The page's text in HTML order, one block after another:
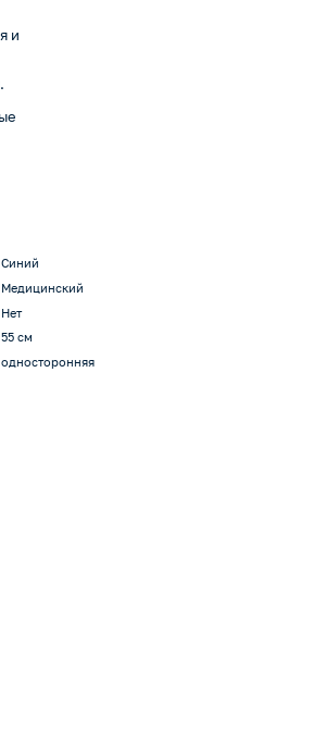
и
Синий
Медицинский
Нет
55 см
односторонняя